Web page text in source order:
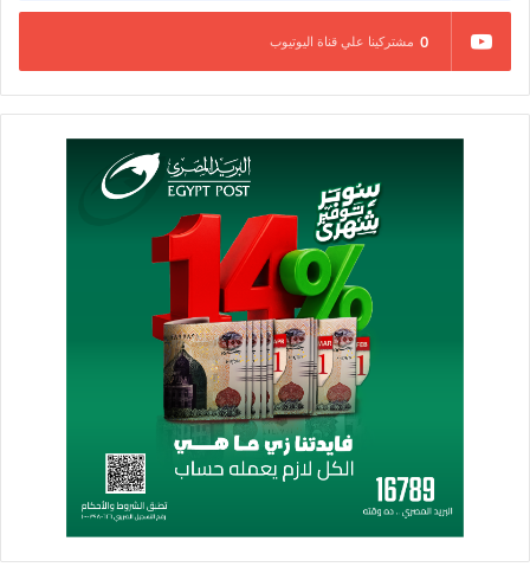
0 مشتركينا علي قناة اليوتيوب